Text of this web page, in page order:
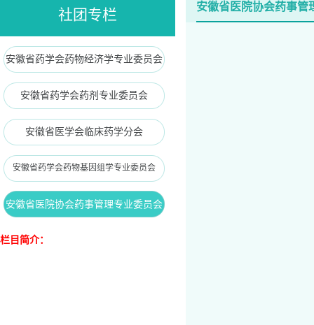
社团专栏
安徽省药学会药物经济学专业委员会
安徽省药学会药剂专业委员会
安徽省医学会临床药学分会
安徽省药学会药物基因组学专业委员会
安徽省医院协会药事管理专业委员会
栏目简介：
安徽省医院协会药事管